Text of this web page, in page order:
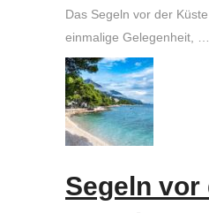
Das Segeln vor der
einmalige Gelegenheit, …
Segeln vor